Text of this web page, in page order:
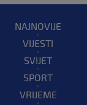
NAJNOVIJE
VIJESTI
SVIJET
SPORT
VRIJEME